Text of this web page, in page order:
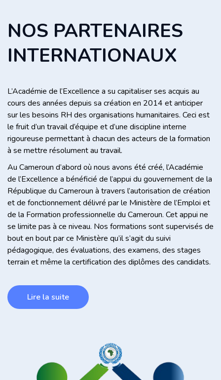
NOS PARTENAIRES
INTERNATIONAUX
L’Académie de l’Excellence a su capitaliser ses acquis au
cours des années depuis sa création en 2014 et anticiper
sur les besoins RH des organisations humanitaires. Ceci est
le fruit d’un travail d’équipe et d’une discipline interne
rigoureuse permettant à chacun des acteurs de la formation
à se mettre résolument au travail.
Au Cameroun d’abord où nous avons été créé, l’Académie
de l’Excellence a bénéficié de l’appui du gouvernement de la
République du Cameroun à travers l’autorisation de création
et de fonctionnement délivré par le Ministère de l’Emploi et
de la Formation professionnelle du Cameroun. Cet appui ne
se limite pas à ce niveau. Nos formations sont supervisés de
bout en bout par ce Ministère qu’il s’agit du suivi
pédagogique, des évaluations, des examens, des stages
terrain et même la certification des diplômes des candidats.
Lire la suite